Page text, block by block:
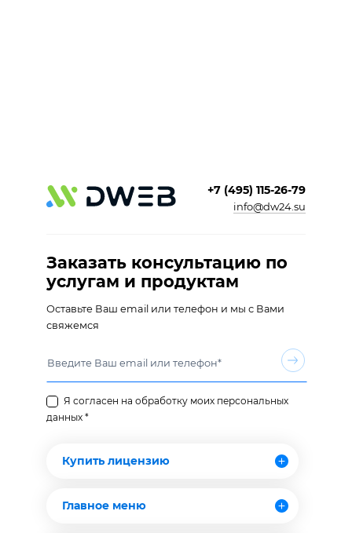
+7 (495) 115-26-79
info@dw24.su
Заказать консультацию по
услугам и продуктам
Оставьте Ваш email или телефон и мы с Вами
свяжемся
Я согласен на обработку моих персональных
данных *
Купить лицензию
Главное меню